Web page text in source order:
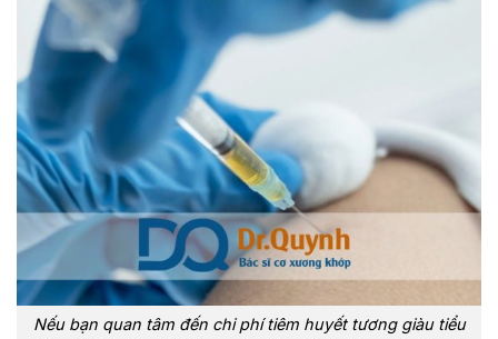
Nếu bạn quan tâm đến chi phí tiêm huyết tương giàu tiểu